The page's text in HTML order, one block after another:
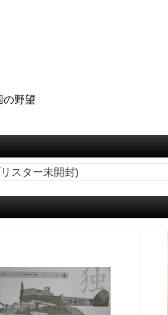
野望
スター未開封)